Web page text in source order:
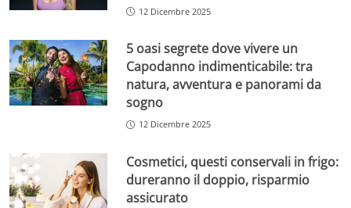
12 Dicembre 2025
5 oasi segrete dove vivere un
Capodanno indimenticabile: tra
natura, avventura e panorami da
sogno
12 Dicembre 2025
Cosmetici, questi conservali in frigo:
dureranno il doppio, risparmio
assicurato